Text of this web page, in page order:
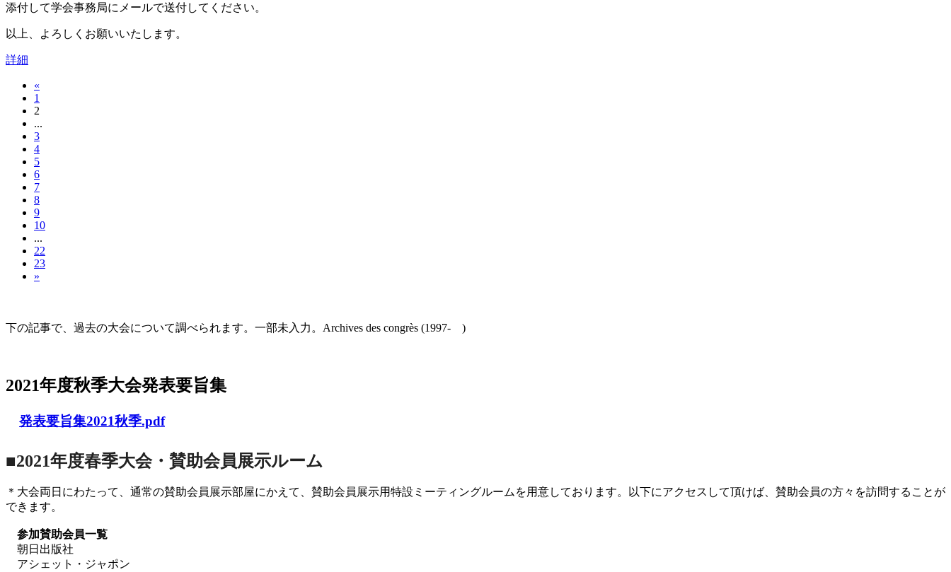
添付して学会事務局にメールで送付してください。
以上、よろしくお願いいたします。
詳細
«
1
2
...
3
4
5
6
7
8
9
10
...
22
23
»
下の記事で、過去の大会について調べられます。一部未入力。Archives des congrès (1997- )
2021年度秋季大会発表要旨集
発表要旨集2021秋季.pdf
■2021年度春季大会・賛助会員展示ルーム
＊大会両日にわたって、通常の賛助会員展示部屋にかえて、賛助会員展示用特設ミーティングルームを用意しております。以下にアクセスして頂けば、賛助会員の方々を訪問することが
できます。
参加賛助会員一覧
朝日出版社
アシェット・ジャポン